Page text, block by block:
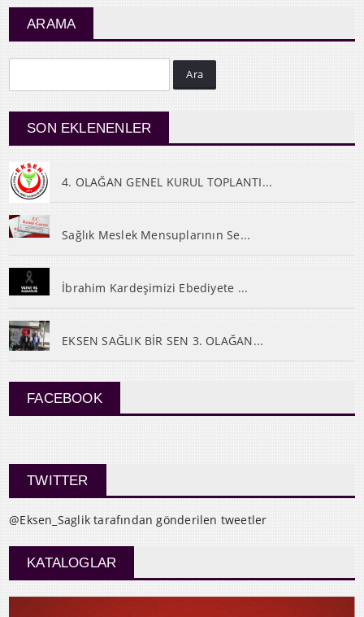
ARAMA
Ara
SON EKLENENLER
4. OLAĞAN GENEL KURUL TOPLANTI...
Sağlık Meslek Mensuplarının Se...
İbrahim Kardeşimizi Ebediyete ...
EKSEN SAĞLIK BİR SEN 3. OLAĞAN...
FACEBOOK
TWITTER
@Eksen_Saglik tarafından gönderilen tweetler
KATALOGLAR